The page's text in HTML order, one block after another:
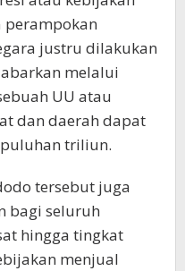
perampokan
justru dilakukan
melalui
UU atau
dan daerah dapat
triliun.
tersebut juga
bagi seluruh
hingga tingkat
menjual